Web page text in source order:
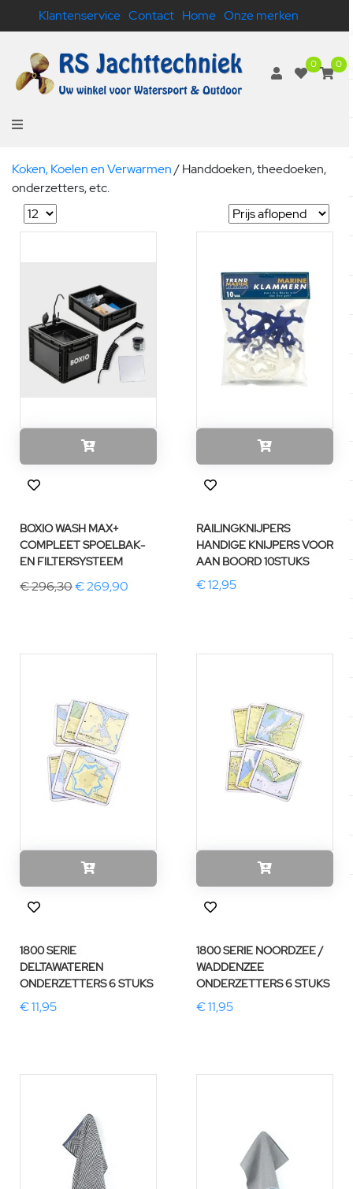
Klantenservice Contact Home Onze merken
0 0
Koken, Koelen en Verwarmen/Handdoeken, theedoeken,
onderzetters, etc.
BOXIO WASH MAX+
COMPLEET SPOELBAK-
EN FILTERSYSTEEM
€ 296,30€ 269,90
RAILINGKNIJPERS
HANDIGE KNIJPERS VOOR
AAN BOORD 10STUKS
€ 12,95
1800 SERIE
DELTAWATEREN
ONDERZETTERS 6 STUKS
€ 11,95
1800 SERIE NOORDZEE /
WADDENZEE
ONDERZETTERS 6 STUKS
€ 11,95